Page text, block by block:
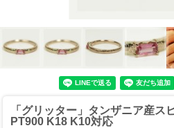
「グリッター」タンザニア産ス
PT900 K18 K10対応